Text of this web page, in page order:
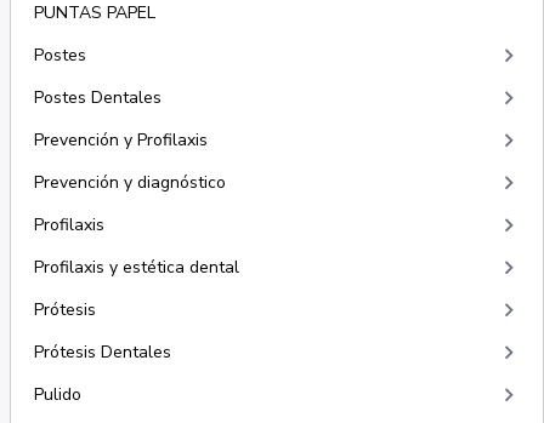
PUNTAS PAPEL
Postes
keyboard_arrow_right
Postes Dentales keyboard_arrow_right
Prevención y Profilaxis keyboard_arrow_right
Prevención y diagnóstico keyboard_arrow_right
Profilaxis keyboard_arrow_right
Profilaxis y estética dental keyboard_arrow_right
Prótesis keyboard_arrow_right
Prótesis Dentales keyboard_arrow_right
Pulido keyboard_arrow_right